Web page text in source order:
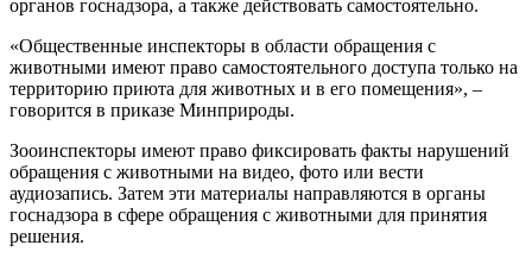
органов госнадзора, а также действовать самостоятельно.
«Общественные инспекторы в области обращения с
животными имеют право самостоятельного доступа только на
территорию приюта для животных и в его помещения», –
говорится в приказе Минприроды.
Зооинспекторы имеют право фиксировать факты нарушений
обращения с животными на видео, фото или вести
аудиозапись. Затем эти материалы направляются в органы
госнадзора в сфере обращения с животными для принятия
решения.